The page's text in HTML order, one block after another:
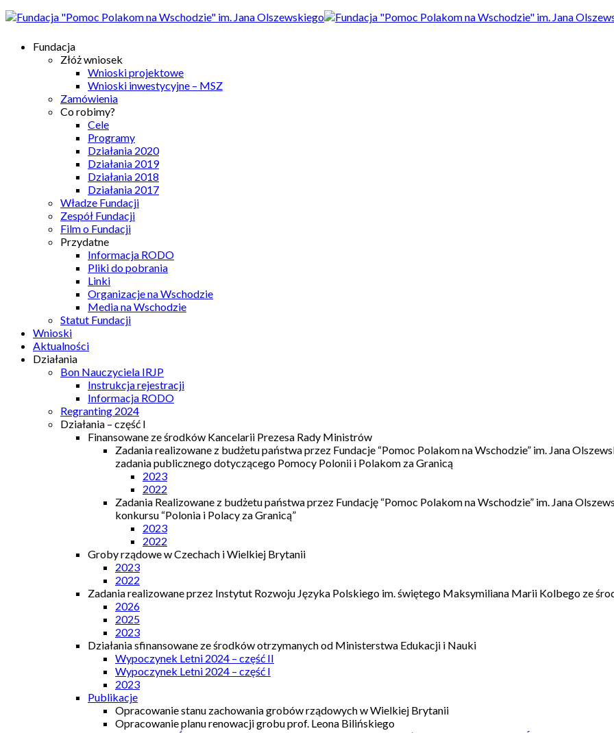
Fundacja
Złóż wniosek
Wnioski projektowe
Wnioski inwestycyjne – MSZ
Zamówienia
Co robimy?
Cele
Programy
Działania 2020
Działania 2019
Działania 2018
Działania 2017
Władze Fundacji
Zespół Fundacji
Film o Fundacji
Przydatne
Informacja RODO
Pliki do pobrania
Linki
Organizacje na Wschodzie
Media na Wschodzie
Statut Fundacji
Wnioski
Aktualności
Działania
Bon Nauczyciela IRJP
Instrukcja rejestracji
Informacja RODO
Regranting 2024
Działania – część I
Finansowane ze środków Kancelarii Prezesa Rady Ministrów
Zadania realizowane z budżetu państwa przez Fundacje “Pomoc Polakom na Wschodzie” im. Jana
zadania publicznego dotyczącego Pomocy Polonii i Polakom za Granicą
2023
2022
Zadania Realizowane z budżetu państwa przez Fundację “Pomoc Polakom na Wschodzie” im. Jana
konkursu “Polonia i Polacy za Granicą”
2023
2022
Groby rządowe w Czechach i Wielkiej Brytanii
2023
2022
Zadania realizowane przez Instytut Rozwoju Języka Polskiego im. świętego Maksymiliana Marii Kolbego ze
2026
2025
2023
Działania sfinansowane ze środków otrzymanych od Ministerstwa Edukacji i Nauki
Wypoczynek Letni 2024 – część II
Wypoczynek Letni 2024 – część I
2023
Publikacje
Opracowanie stanu zachowania grobów rządowych w Wielkiej Brytanii
Opracowanie planu renowacji grobu prof. Leona Bilińskiego